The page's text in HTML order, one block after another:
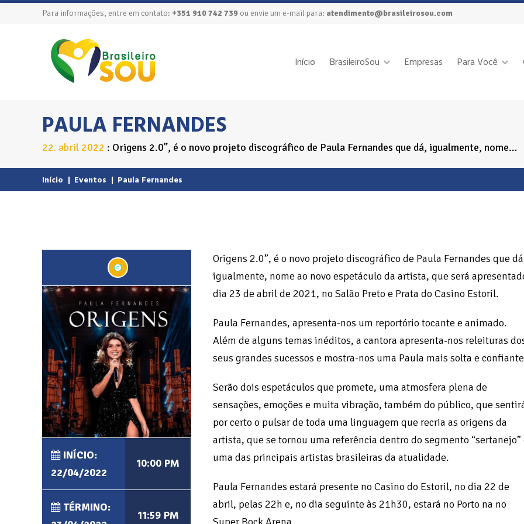
Para informações, entre em contato: +351 910 742 739 ou envie um e-mail para: atendimento@brasileirosou.com
Início BrasileiroSou Empresas Para Você
PAULA FERNANDES
22. abril 2022 Origens 2.0”, é o novo projeto discográfico de Paula Fernandes que dá, igualmente, nome…
Início | Eventos | Paula Fernandes
INÍCIO:
22/04/2022
10:00 PM
TÉRMINO:
11:59 PM
Origens 2.0”, é o novo projeto discográfico de Paula Fernandes que
igualmente, nome ao novo espetáculo da artista, que será
dia 23 de abril de 2021, no Salão Preto e Prata do Casino Estoril.
Paula Fernandes, apresenta-nos um reportório tocante e animado.
Além de alguns temas inéditos, a cantora apresenta-nos releituras
seus grandes sucessos e mostra-nos uma Paula mais solta e
Serão dois espetáculos que promete, uma atmosfera plena de
sensações, emoções e muita vibração, também do público, que
por certo o pulsar de toda uma linguagem que recria as origens da
artista, que se tornou uma referência dentro do segmento “sertanejo”
uma das principais artistas brasileiras da atualidade.
Paula Fernandes estará presente no Casino do Estoril, no dia 22 de
abril, pelas 22h e, no dia seguinte às 21h30, estará no Porto na no